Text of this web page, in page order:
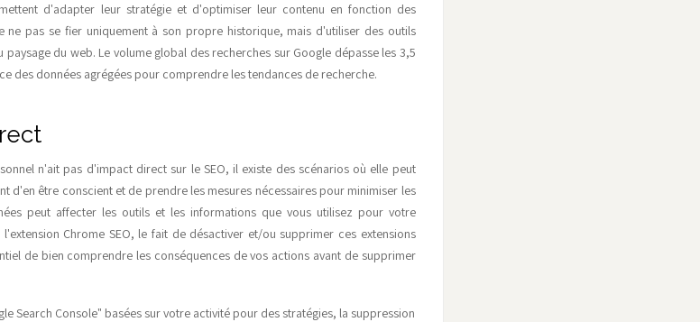
d'adapter leur stratégie et d'optimiser leur contenu en fonction des
ne pas se fier uniquement à son propre historique, mais d'utiliser des outils
du web. Le volume global des recherches sur Google dépasse les 3,5
des données agrégées pour comprendre les tendances de recherche.
n'ait pas d'impact direct sur le SEO, il existe des scénarios où elle peut
d'en être conscient et de prendre les mesures nécessaires pour minimiser les
peut affecter les outils et les informations que vous utilisez pour votre
Chrome SEO, le fait de désactiver et/ou supprimer ces extensions
de bien comprendre les conséquences de vos actions avant de supprimer
Search Console" basées sur votre activité pour des stratégies, la suppression